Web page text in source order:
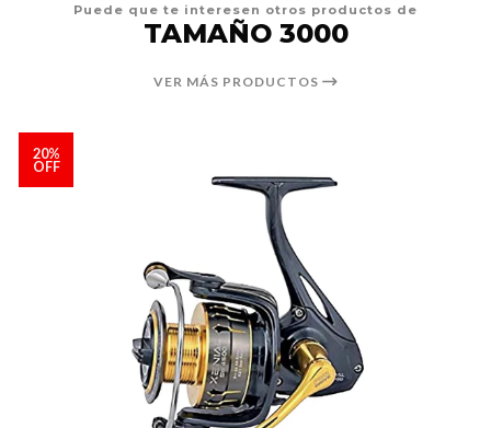
Puede que te interesen otros productos de
TAMAÑO 3000
VER MÁS PRODUCTOS
20%
OFF